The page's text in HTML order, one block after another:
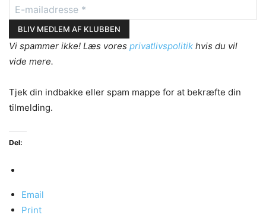
Vi spammer ikke! Læs vores privatlivspolitik hvis du vil
vide mere.
Tjek din indbakke eller spam mappe for at bekræfte din
tilmelding.
Del:
Email
Print